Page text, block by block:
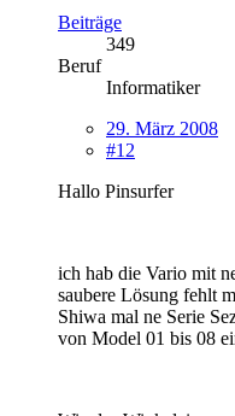
Beiträge
349
Beruf
Informatiker
29. März 2008
#12
Hallo Pinsurfer
ich hab die Vario mit
saubere Lösung fehlt
Shiwa mal ne Serie
von Model 01 bis 08